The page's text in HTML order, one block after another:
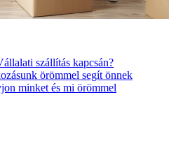
szállítás kapcsán?
örömmel segít önnek
minket és mi örömmel